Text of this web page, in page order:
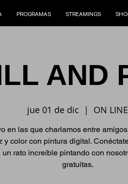
PROGRAMAS STREAMINGS
AND
jue 01 de dic
  |
ON LINE
en las que charlamos entre
y color con pintura digital.
un rato increíble pintando con
gratuitas.